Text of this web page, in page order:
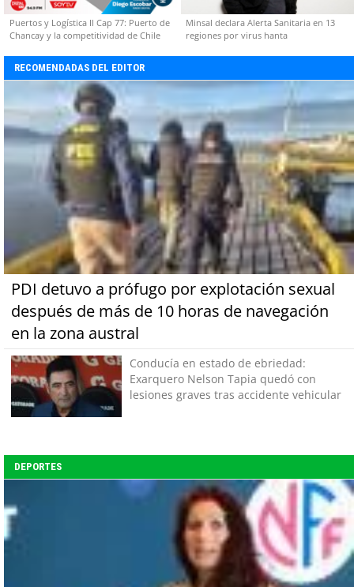
Puertos y Logística II Cap 77: Puerto de
Chancay y la competitividad de Chile
Minsal declara Alerta Sanitaria en 13
regiones por virus hanta
RECOMENDADAS DEL EDITOR
PDI detuvo a prófugo por explotación sexual
después de más de 10 horas de navegación
en la zona austral
Conducía en estado de ebriedad:
Exarquero Nelson Tapia quedó con
lesiones graves tras accidente vehicular
DEPORTES